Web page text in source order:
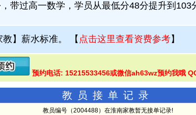
带过高一数学，学员从最低分48分提升到103
】薪水标准。 【 点击这里查看资费参考】
预约电话: 15215533456或微信ah63wz预约我哦
教员接单记录
教员编号（2004488）在淮南家教暂无接单记录!